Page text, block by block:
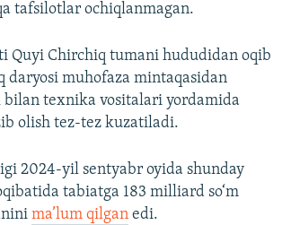
tafsilotlar ochiqlanmagan.
Quyi Chirchiq tumani hududidan oqib
daryosi muhofaza mintaqasidan
bilan texnika vositalari yordamida
olish tez-tez kuzatiladi.
2024-yil sentyabr oyida shunday
tabiatga 183 milliard so‘m
ma’lum qilgan edi.